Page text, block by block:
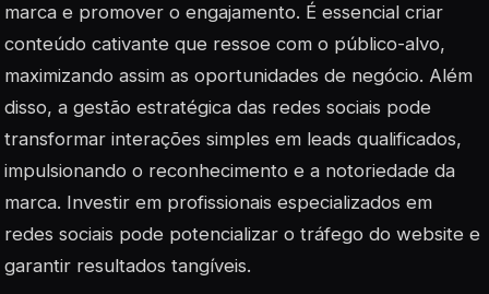
marca e promover o engajamento. É essencial criar
conteúdo cativante que ressoe com o público-alvo,
maximizando assim as oportunidades de negócio. Além
disso, a gestão estratégica das redes sociais pode
transformar interações simples em leads qualificados,
impulsionando o reconhecimento e a notoriedade da
marca. Investir em profissionais especializados em
redes sociais pode potencializar o tráfego do website e
garantir resultados tangíveis.